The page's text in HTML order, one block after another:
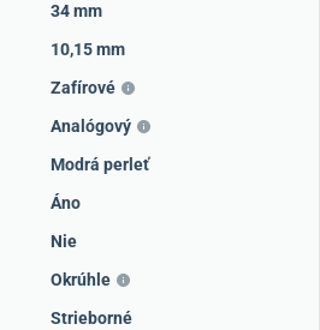
34 mm
10,15 mm
Zafírové
Analógový
Modrá perleť
Áno
Nie
Okrúhle
Strieborné